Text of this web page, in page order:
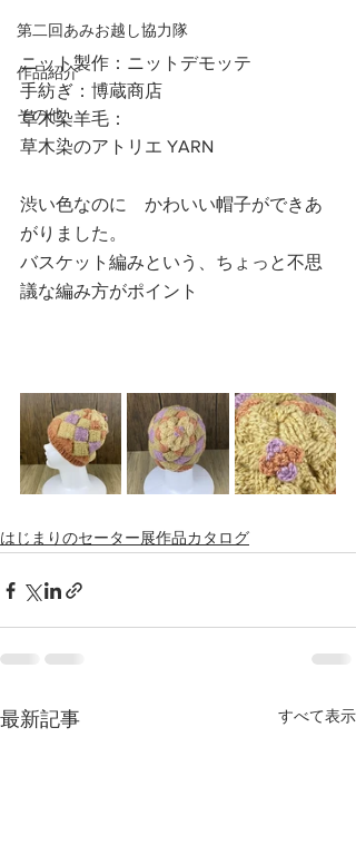
第二回あみお越し協力隊
作品紹介
その他
ニット製作：ニットデモッテ
手紡ぎ：博蔵商店
草木染羊毛：
草木染のアトリエ YARN
渋い色なのに　かわいい帽子ができあ
がりました。
バスケット編みという、ちょっと不思
議な編み方がポイント
はじまりのセーター展作品カタログ
最新記事 すべて表示